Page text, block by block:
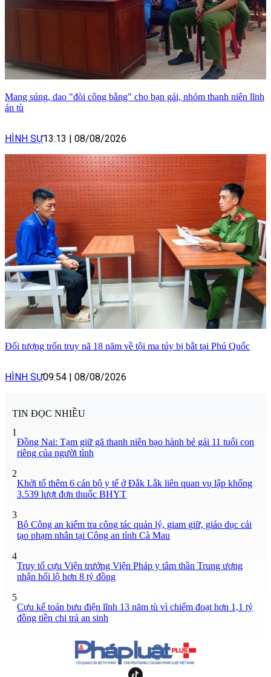
Mang súng, dao "đòi công bằng" cho bạn gái, nhóm thanh niên lĩnh
án tù
HÌNH SỰ13:13 | 08/08/2026
Đối tượng trốn truy nã 18 năm về tội ma túy bị bắt tại Phú Quốc
HÌNH SỰ09:54 | 08/08/2026
TIN ĐỌC NHIỀU
1
Đồng Nai: Tạm giữ gã thanh niên bạo hành bé gái 11 tuổi con
riêng của người tình
2
Khởi tố thêm 6 cán bộ y tế ở Đắk Lắk liên quan vụ lập khống
3.539 lượt đơn thuốc BHYT
3
Bộ Công an kiểm tra công tác quản lý, giam giữ, giáo dục cải
tạo phạm nhân tại Công an tỉnh Cà Mau
4
Truy tố cựu Viện trưởng Viện Pháp y tâm thần Trung ương
nhận hối lộ hơn 8 tỷ đồng
5
Cựu kế toán bưu điện lĩnh 13 năm tù vì chiếm đoạt hơn 1,1 tỷ
đồng tiền chi trả an sinh